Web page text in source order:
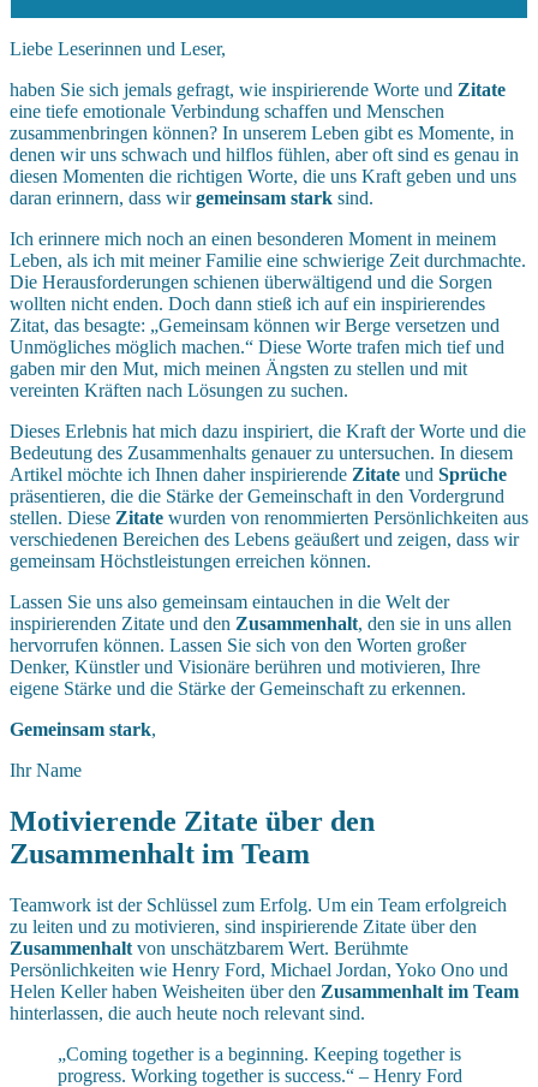
Liebe Leserinnen und Leser,
haben Sie sich jemals gefragt, wie inspirierende Worte und Zitate
eine tiefe emotionale Verbindung schaffen und Menschen
zusammenbringen können? In unserem Leben gibt es Momente, in
denen wir uns schwach und hilflos fühlen, aber oft sind es genau in
diesen Momenten die richtigen Worte, die uns Kraft geben und uns
daran erinnern, dass wirgemeinsam stark sind.
Ich erinnere mich noch an einen besonderen Moment in meinem
Leben, als ich mit meiner Familie eine schwierige Zeit durchmachte.
Die Herausforderungen schienen überwältigend und die Sorgen
wollten nicht enden. Doch dann stieß ich auf ein inspirierendes
Zitat, das besagte: „Gemeinsam können wir Berge versetzen und
Unmögliches möglich machen.“ Diese Worte trafen mich tief und
gaben mir den Mut, mich meinen Ängsten zu stellen und mit
vereinten Kräften nach Lösungen zu suchen.
Dieses Erlebnis hat mich dazu inspiriert, die Kraft der Worte und die
Bedeutung des Zusammenhalts genauer zu untersuchen. In diesem
Artikel möchte ich Ihnen daher inspirierende Zitate und Sprüche
präsentieren, die die Stärke der Gemeinschaft in den Vordergrund
stellen. Diese Zitate wurden von renommierten Persönlichkeiten aus
verschiedenen Bereichen des Lebens geäußert und zeigen, dass wir
gemeinsam Höchstleistungen erreichen können.
Lassen Sie uns also gemeinsam eintauchen in die Welt der
inspirierenden Zitate und den Zusammenhalt, den sie in uns allen
hervorrufen können. Lassen Sie sich von den Worten großer
Denker, Künstler und Visionäre berühren und motivieren, Ihre
eigene Stärke und die Stärke der Gemeinschaft zu erkennen.
Gemeinsam stark,
Ihr Name
Motivierende Zitate über den
Zusammenhalt im Team
Teamwork ist der Schlüssel zum Erfolg. Um ein Team erfolgreich
zu leiten und zu motivieren, sind inspirierende Zitate über den
Zusammenhalt von unschätzbarem Wert. Berühmte
Persönlichkeiten wie Henry Ford, Michael Jordan, Yoko Ono und
Helen Keller haben Weisheiten über den Zusammenhalt im Team
hinterlassen, die auch heute noch relevant sind.
„Coming together is a beginning. Keeping together is
progress. Working together is success.“ – Henry Ford